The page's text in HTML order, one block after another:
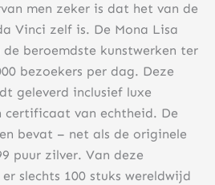
men zeker is dat het van de
Vinci zelf is. De Mona Lisa
beroemdste kunstwerken ter
bezoekers per dag. Deze
geleverd inclusief luxe
certificaat van echtheid. De
bevat – net als de originele
puur zilver. Van deze
slechts 100 stuks wereldwijd